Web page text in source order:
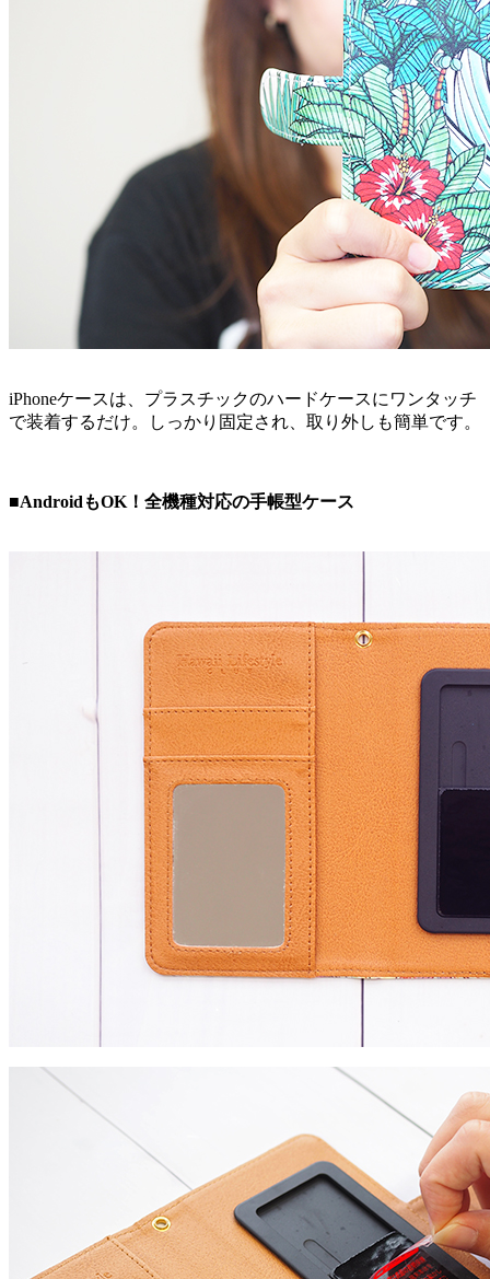
iPhoneケースは、プラスチックのハードケースにワンタッチ
で装着するだけ。しっかり固定され、取り外しも簡単です。
■AndroidもOK！全機種対応の手帳型ケース